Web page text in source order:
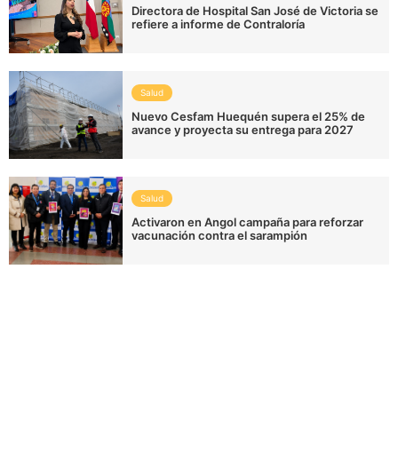
Directora de Hospital San José de Victoria se
refiere a informe de Contraloría
Salud
Nuevo Cesfam Huequén supera el 25% de
avance y proyecta su entrega para 2027
Salud
Activaron en Angol campaña para reforzar
vacunación contra el sarampión